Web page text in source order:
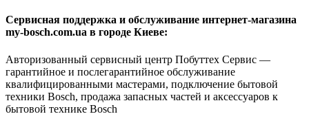
Сервисная поддержка и обслуживание интернет-магазина
my-bosch.com.ua в городе Киеве:
Авторизованный сервисный центр Побуттех Сервис —
гарантийное и послегарантийное обслуживание
квалифицированными мастерами, подключение бытовой
техники Bosch, продажа запасных частей и аксессуаров к
бытовой технике Bosch